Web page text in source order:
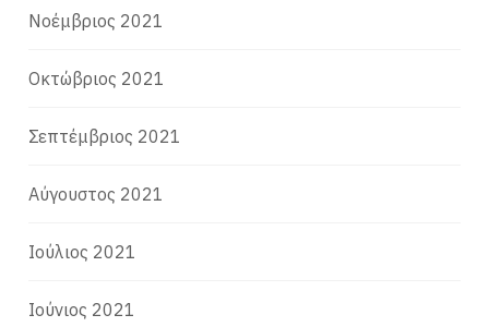
Νοέμβριος 2021
Οκτώβριος 2021
Σεπτέμβριος 2021
Αύγουστος 2021
Ιούλιος 2021
Ιούνιος 2021